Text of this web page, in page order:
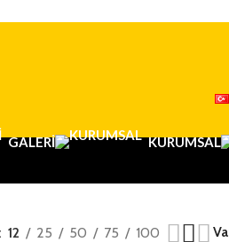
GALERI KURUMSAL
12 25 50 75 100